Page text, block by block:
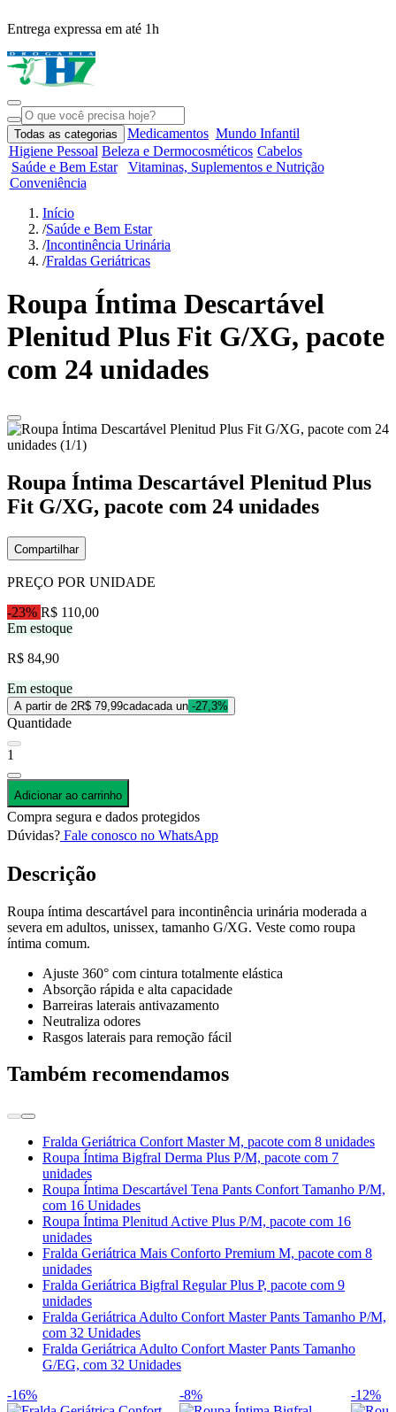
Entrega expressa em até 1h
Todas as categorias Medicamentos Mundo Infantil
Higiene Pessoal Beleza e Dermocosméticos Cabelos
Saúde e Bem Estar
Vitaminas, Suplementos e Nutrição
Conveniência
Início
/Saúde e Bem Estar
/Incontinência Urinária
/Fraldas Geriátricas
Roupa Íntima Descartável
Plenitud Plus Fit G/XG, pacote
com 24 unidades
Roupa Íntima Descartável Plenitud Plus
Fit G/XG, pacote com 24 unidades
Compartilhar
PREÇO POR UNIDADE
-23% R$ 110,00
Em estoque
R$ 84,90
Em estoque
A partir de 2R$ 79,99cadacada un -27,3%
Quantidade
1
Adicionar ao carrinho
Compra segura e dados protegidos
Dúvidas? Fale conosco no WhatsApp
Descrição
Roupa íntima descartável para incontinência urinária moderada a
severa em adultos, unissex, tamanho G/XG. Veste como roupa
íntima comum.
Ajuste 360° com cintura totalmente elástica
Absorção rápida e alta capacidade
Barreiras laterais antivazamento
Neutraliza odores
Rasgos laterais para remoção fácil
Também recomendamos
Fralda Geriátrica Confort Master M, pacote com 8 unidades
Roupa Íntima Bigfral Derma Plus P/M, pacote com 7
unidades
Roupa Íntima Descartável Tena Pants Confort Tamanho P/M,
com 16 Unidades
Roupa Íntima Plenitud Active Plus P/M, pacote com 16
unidades
Fralda Geriátrica Mais Conforto Premium M, pacote com 8
unidades
Fralda Geriátrica Bigfral Regular Plus P, pacote com 9
unidades
Fralda Geriátrica Adulto Confort Master Pants Tamanho P/M,
com 32 Unidades
Fralda Geriátrica Adulto Confort Master Pants Tamanho
G/EG, com 32 Unidades
-16%
-8% -12%